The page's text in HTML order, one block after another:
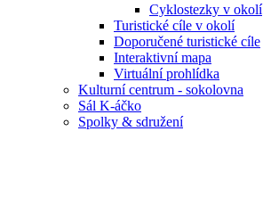
Cyklostezky v okolí
Turistické cíle v okolí
Doporučené turistické cíle
Interaktivní mapa
Virtuální prohlídka
Kulturní centrum - sokolovna
Sál K-áčko
Spolky & sdružení